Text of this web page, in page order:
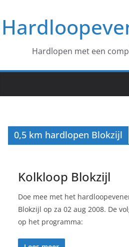
naar
de
Hardlopen met een
0,5 km hardlopen Blokzijl
Kolkloop Blokzijl
Doe mee met het
Blokzijl op za 02 aug 2008. De
op het programma: